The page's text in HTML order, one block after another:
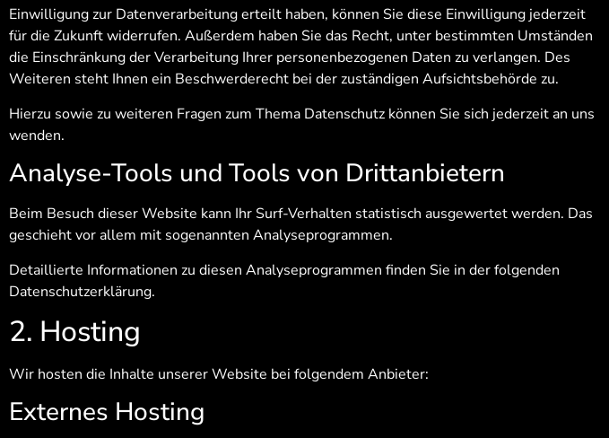
Einwilligung zur Datenverarbeitung erteilt haben, können Sie diese Einwilligung jederzeit
für die Zukunft widerrufen. Außerdem haben Sie das Recht, unter bestimmten Umständen
die Einschränkung der Verarbeitung Ihrer personenbezogenen Daten zu verlangen. Des
Weiteren steht Ihnen ein Beschwerderecht bei der zuständigen Aufsichtsbehörde zu.
Hierzu sowie zu weiteren Fragen zum Thema Datenschutz können Sie sich jederzeit an uns
wenden.
Analyse-Tools und Tools von Dritt­anbietern
Beim Besuch dieser Website kann Ihr Surf-Verhalten statistisch ausgewertet werden. Das
geschieht vor allem mit sogenannten Analyseprogrammen.
Detaillierte Informationen zu diesen Analyseprogrammen finden Sie in der folgenden
Datenschutzerklärung.
2. Hosting
Wir hosten die Inhalte unserer Website bei folgendem Anbieter:
Externes Hosting